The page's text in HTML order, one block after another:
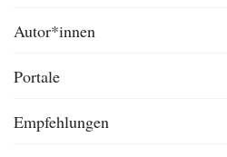
Autor*innen
Portale
Empfehlungen